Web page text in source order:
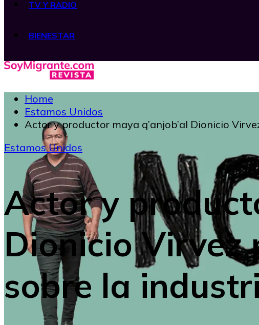
TV Y RADIO
BIENESTAR
Home
Estamos Unidos
Actor y productor maya q’anjob’al Dionicio
Estamos Unidos
Actor y
Dionicio
sobre la